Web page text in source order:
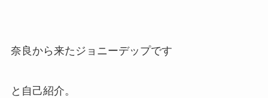
奈良から来たジョニーデップです
と自己紹介。